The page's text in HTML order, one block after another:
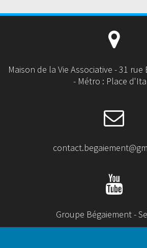
Maison de la Vie Associative - 31
- Métro : Place
Groupe Bégaiement -